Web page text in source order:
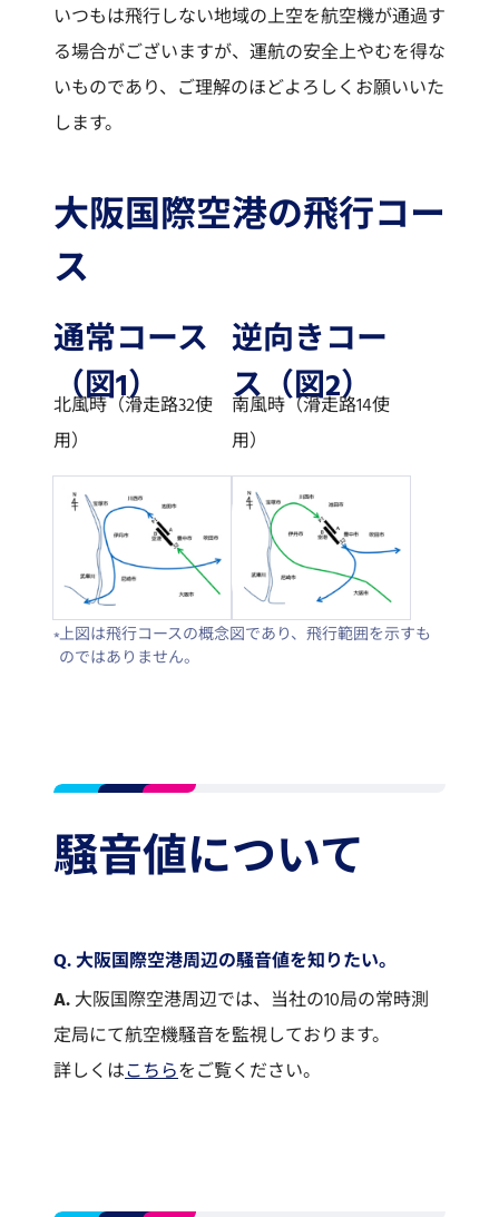
いつもは飛行しない地域の上空を航空機が通過す
る場合がございますが、運航の安全上やむを得な
いものであり、ご理解のほどよろしくお願いいた
します。
大阪国際空港の飛行コー
ス
通常コース
（図1）
北風時（滑走路32使
用）
逆向きコー
ス（図2）
南風時（滑走路14使
用）
上図は飛行コースの概念図であり、飛行範囲を示すも
のではありません。
騒音値について
Q. 大阪国際空港周辺の騒音値を知りたい。
A.大阪国際空港周辺では、当社の10局の常時測
定局にて航空機騒音を監視しております。
詳しくはこちらをご覧ください。